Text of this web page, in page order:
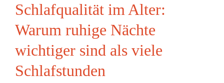
Schlafqualität im Alter:
Warum ruhige Nächte
wichtiger sind als viele
Schlafstunden